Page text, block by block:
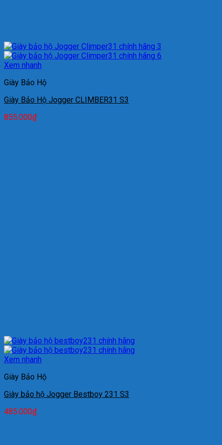
Xem nhanh
Giày Bảo Hộ
Giày Bảo Hộ Jogger CLIMBER31 S3
855.000₫
Xem nhanh
Giày Bảo Hộ
Giày bảo hộ Jogger Bestboy 231 S3
485.000₫